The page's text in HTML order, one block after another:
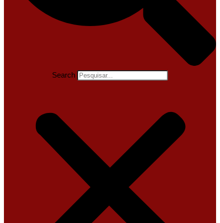
Search